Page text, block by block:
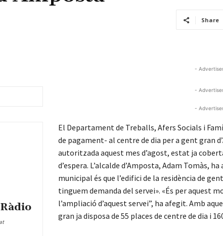
Share
-
-
-
El Departament de Treballs, Afers Socials i
de pagament- al centre de dia per a gent gran
autoritzada aquest mes d’agost, estat ja
d’espera. L’alcalde d’Amposta, Adam Tomàs,
municipal és que l’edifici de la residència de
tinguem demanda del servei». «És per aquest
l’ampliació d’aquest servei”, ha afegit. Amb
gran ja disposa de 55 places de centre de dia i